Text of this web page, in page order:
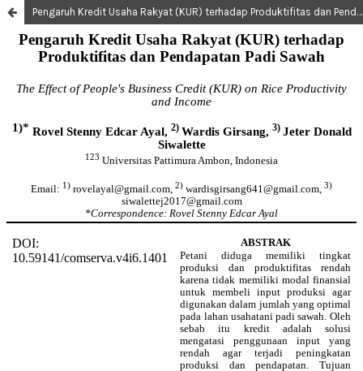
Pengaruh Kredit Usaha Rakyat (KUR) terhadap Produktifitas dan Pendapatan Padi Sawah